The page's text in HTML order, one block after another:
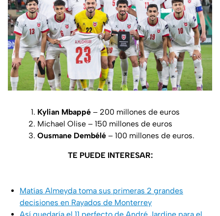
Kylian Mbappé – 200 millones de euros
Michael Olise – 150 millones de euros
Ousmane Dembélé – 100 millones de euros.
TE PUEDE INTERESAR:
Matías Almeyda toma sus primeras 2 grandes
decisiones en Rayados de Monterrey